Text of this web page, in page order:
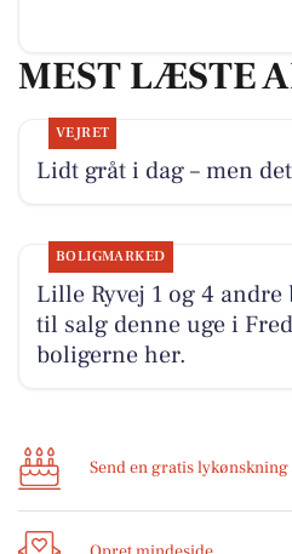
MEST LÆSTE
VEJRET
Lidt gråt i dag – men
BOLIGMARKED
Lille Ryvej 1 og 4
til salg denne uge i
boligerne her.
Send en gratis lykønskning